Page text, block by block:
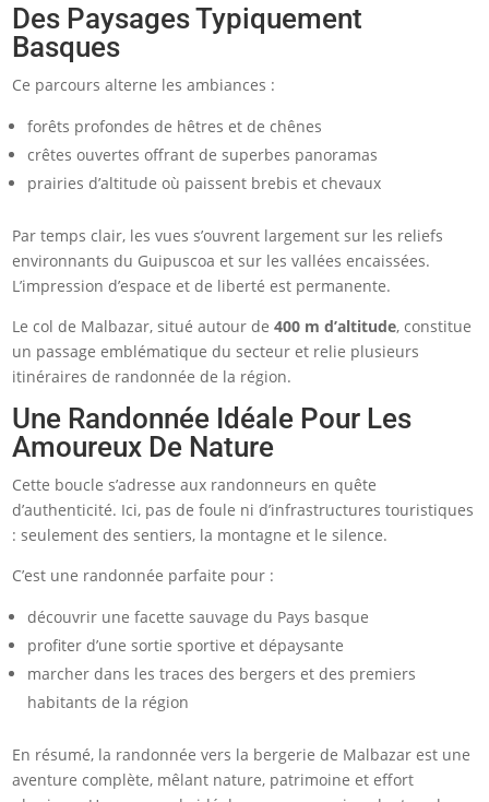
Des Paysages Typiquement
Basques
Ce parcours alterne les ambiances :
forêts profondes de hêtres et de chênes
crêtes ouvertes offrant de superbes panoramas
prairies d’altitude où paissent brebis et chevaux
Par temps clair, les vues s’ouvrent largement sur les reliefs
environnants du Guipuscoa et sur les vallées encaissées.
L’impression d’espace et de liberté est permanente.
Le col de Malbazar, situé autour de400 m d’altitude, constitue
un passage emblématique du secteur et relie plusieurs
itinéraires de randonnée de la région.
Une Randonnée Idéale Pour Les
Amoureux De Nature
Cette boucle s’adresse aux randonneurs en quête
d’authenticité. Ici, pas de foule ni d’infrastructures touristiques
: seulement des sentiers, la montagne et le silence.
C’est une randonnée parfaite pour :
découvrir une facette sauvage du Pays basque
profiter d’une sortie sportive et dépaysante
marcher dans les traces des bergers et des premiers
habitants de la région
En résumé, la randonnée vers la bergerie de Malbazar est une
aventure complète, mêlant nature, patrimoine et effort